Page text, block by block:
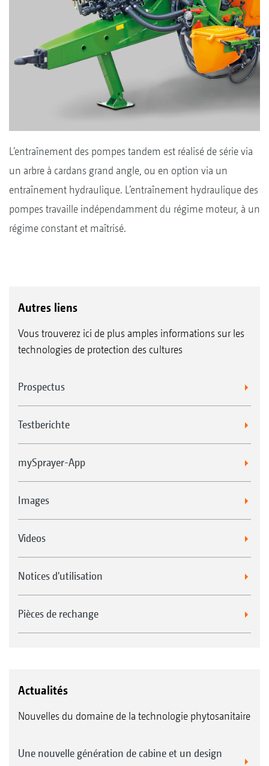
L’entraînement des pompes tandem est réalisé de série via
un arbre à cardans grand angle, ou en option via un
entraînement hydraulique. L’entraînement hydraulique des
pompes travaille indépendamment du régime moteur, à un
régime constant et maîtrisé.
Autres liens
Vous trouverez ici de plus amples informations sur les
technologies de protection des cultures
Prospectus
Testberichte
mySprayer-App
Images
Videos
Notices d'utilisation
Pièces de rechange
Actualités
Nouvelles du domaine de la technologie phytosanitaire
Une nouvelle génération de cabine et un design